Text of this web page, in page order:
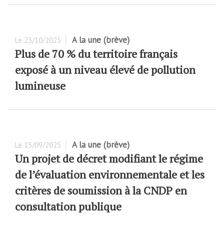
Le 23/10/2025 A la une (brève)
Plus de 70 % du territoire français
exposé à un niveau élevé de pollution
lumineuse
Le 15/09/2025 A la une (brève)
Un projet de décret modifiant le régime
de l’évaluation environnementale et les
critères de soumission à la CNDP en
consultation publique